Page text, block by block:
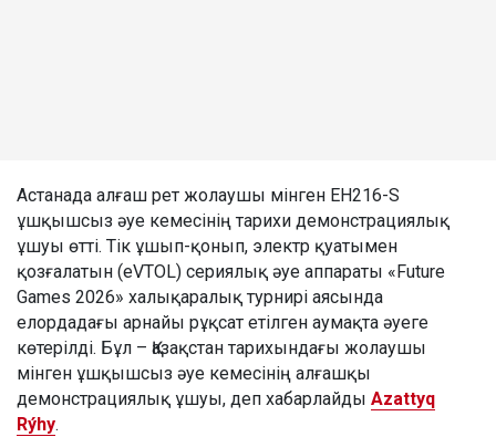
Астанада алғаш рет жолаушы мінген EH216-S
ұшқышсыз әуе кемесінің тарихи демонстрациялық
ұшуы өтті. Тік ұшып-қонып, электр қуатымен
қозғалатын (eVTOL) сериялық әуе аппараты «Future
Games 2026» халықаралық турнирі аясында
елордадағы арнайы рұқсат етілген аумақта әуеге
көтерілді. Бұл – Қазақстан тарихындағы жолаушы
мінген ұшқышсыз әуе кемесінің алғашқы
демонстрациялық ұшуы, деп хабарлайды Azattyq
Rýhy.